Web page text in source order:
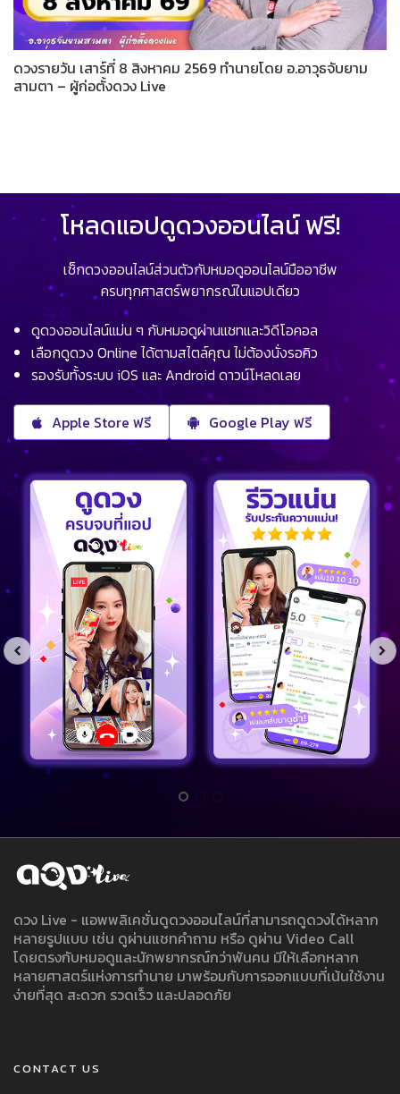
ดวงรายวัน เสาร์ที่ 8 สิงหาคม 2569 ทำนายโดย อ.อาวุธจับยาม
สามตา – ผู้ก่อตั้งดวง Live
โหลดแอปดูดวงออนไลน์ ฟรี!
เช็กดวงออนไลน์ส่วนตัวกับหมอดูออนไลน์มืออาชีพ
ครบทุกศาสตร์พยากรณ์ในแอปเดียว
ดูดวงออนไลน์แม่น ๆ กับหมอดูผ่านแชทและวิดีโอคอล
เลือกดูดวง Online ได้ตามสไตล์คุณ ไม่ต้องนั่งรอคิว
รองรับทั้งระบบ iOS และ Android ดาวน์โหลดเลย
Apple Store ฟรี Google Play ฟรี
ดวง Live - แอพพลิเคชั่นดูดวงออนไลน์ที่สามารถดูดวงได้หลาก
หลายรูปแบบ เช่น ดูผ่านแชทคำถาม หรือ ดูผ่าน Video Call
โดยตรงกับหมอดูและนักพยากรณ์กว่าพันคน มีให้เลือกหลาก
หลายศาสตร์แห่งการทำนาย มาพร้อมกับการออกแบบที่เน้นใช้งาน
ง่ายที่สุด สะดวก รวดเร็ว และปลอดภัย
CONTACT US